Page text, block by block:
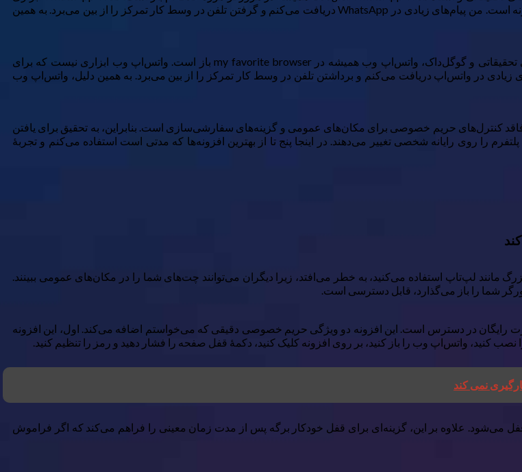
نیست که برای ارتباطات کاری استفاده کنم، اما به‌منظور عدم نیاز به برداشتن تلفن این‌گونه است. من پیام‌های زیادی در WhatsApp دریافت می‌کنم و گرفتن تلفن در وسط کار تمرکز را از بین می‌برد. به همین
تحقیقاتی و گوگل‌داک، واتس‌اپ وب همیشه در my favorite browserباز است. واتس‌اپ وب ابزاری نیست که برای
زیادی در واتس‌اپ دریافت می‌کنم و برداشتن تلفن در وسط کار تمرکز را از بین می‌برد. به همین دلیل، واتس‌اپ وب
کنترل‌های حریم خصوصی برای مکان‌های عمومی و گزینه‌های سفارشی‌سازی است. بنابراین، به تحقیق برای یافتن
را روی رایانه شخصی تغییر می‌دهند. در اینجا پنج تا از بهترین افزونه‌ها که مدتی است استفاده می‌کنم و تجربهٔ
لپ‌تاپ استفاده می‌کنید، به خطر می‌افتد، زیرا دیگران می‌توانند چت‌های شما را در مکان‌های عمومی ببینند.
شما را باز می‌گذارد، قابل دسترسی است.
در دسترس است. این افزونه دو ویژگی حریم خصوصی دقیقی که می‌خواستم اضافه می‌کند. اول، این افزونه
می‌شود. علاوه بر این، گزینه‌ای برای قفل خودکار برگه پس از مدت زمان معینی را فراهم می‌کند که اگر فراموش